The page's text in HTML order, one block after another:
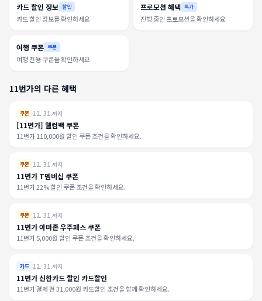
카드 할인 정보 할인
카드 할인 정보를 확인하세요
프로모션 혜택 특가
진행 중인 프로모션을 확인하세요
여행 쿠폰 쿠폰
여행 전용 쿠폰을 확인하세요
11번가의 다른 혜택
쿠폰 12. 31.까지
[11번가] 웰컴백 쿠폰
11번가 110,000원 할인 쿠폰 조건을 확인하세요.
쿠폰 12. 31.까지
11번가 T멤버십 쿠폰
11번가 22% 할인 쿠폰 조건을 확인하세요.
쿠폰 12. 31.까지
11번가 아마존 우주패스 쿠폰
11번가 5,000원 할인 쿠폰 조건을 확인하세요.
카드 12. 31.까지
11번가 신한카드 할인 카드할인
11번가 결제 전 31,000원 카드할인 조건을 함께 확인하세요.